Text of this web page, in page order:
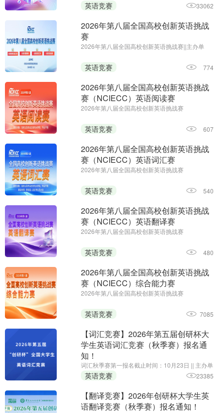
英语竞赛 33062
2026年第八届全国高校创新英语挑战
赛
2026年第八届全国高校创新英语挑战赛||主办单
杂志||报名时间：即日起—2026年12月25日
英语竞赛 774
2026年第八届全国高校创新英语挑战
赛（NCIECC）英语阅读赛
2026年第八届全国高校创新英语挑战赛
新英语挑战赛组委会、《海外英语》杂志；报名时
间：即日起—2026年12月25日
英语竞赛 607
2026年第八届全国高校创新英语挑战
赛（NCIECC）英语词汇赛
2026年第八届全国高校创新英语挑战赛
新英语挑战赛组委会、《海外英语》杂志；报名及
初赛时间：即日起至2027年1月14日
英语竞赛 540
2026年第八届全国高校创新英语挑战
赛（NCIECC）英语翻译赛
2026年第八届全国高校创新英语挑战赛
至11月26日||第二场报名时间：即日起至2027年1月
7日||主办单位：全国高校创新英语挑战赛组委会、
英语竞赛 480
2026年第八届全国高校创新英语挑战
赛（NCIECC）综合能力赛
2026年第八届全国高校创新英语挑战赛
月13日;主办单位:全国高校创新英语挑战赛组委会、
《海外英语》杂志
英语竞赛 7085
【词汇竞赛】2026年第五届创研杯大
学生英语词汇竞赛（秋季赛）报名通
知！
词汇秋季赛第一报名截止时间：10月23日 || 主办单
位：华夏文化促进会素质教育委员会，承办单位：
黑龙江省创新教育研究院、我爱竞赛网，组织单
位：创研杯大学生英语竞赛组委会
英语竞赛 23385
【翻译竞赛】2026年创研杯大学生英
语翻译竞赛（秋季赛）报名通知！